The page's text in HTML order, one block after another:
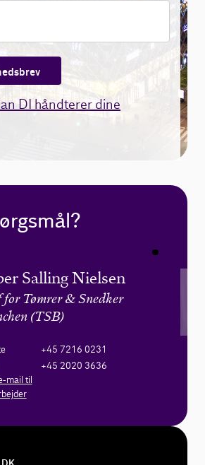
DI håndterer dine
Salling Nielsen
for Tømrer & Snedker
(TSB)
+45 7216 0231
+45 2020 3636
mail til